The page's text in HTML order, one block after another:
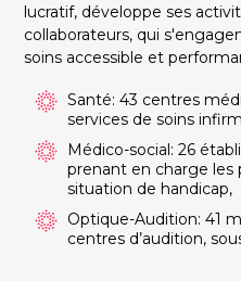
lucratif, développe ses
collaborateurs, qui
soins accessible et
Santé: 43 centres
services de soins
Médico-social: 26
prenant en charge les
situation de handicap,
Optique-Audition: 41
centres d’audition,